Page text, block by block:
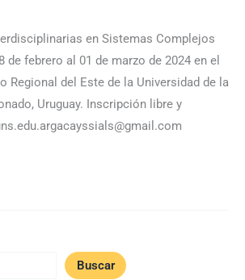
en Sistemas Complejos
de febrero al 01 de marzo de 2024 en el
Regional del Este de la Universidad de la
Uruguay. Inscripción libre y
Buscar